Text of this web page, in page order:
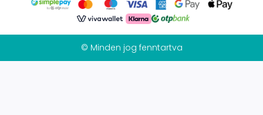
© Minden jog fenntartva